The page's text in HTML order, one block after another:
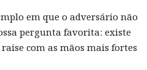
em que o adversário não
pergunta favorita: existe
com as mãos mais fortes